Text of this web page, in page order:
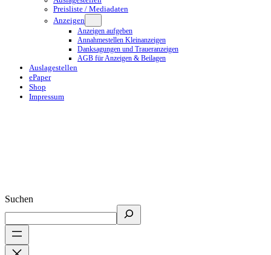
Preisliste / Mediadaten
Anzeigen
Anzeigen aufgeben
Annahmestellen Kleinanzeigen
Danksagungen und Traueranzeigen
AGB für Anzeigen & Beilagen
Auslagestellen
ePaper
Shop
Impressum
Suchen